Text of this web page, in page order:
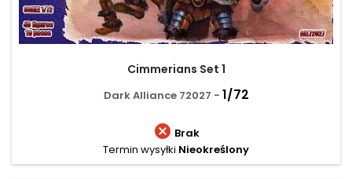
Cimmerians Set 1
Dark Alliance 72027 - 1/72
 Brak
Termin wysyłki Nieokreślony